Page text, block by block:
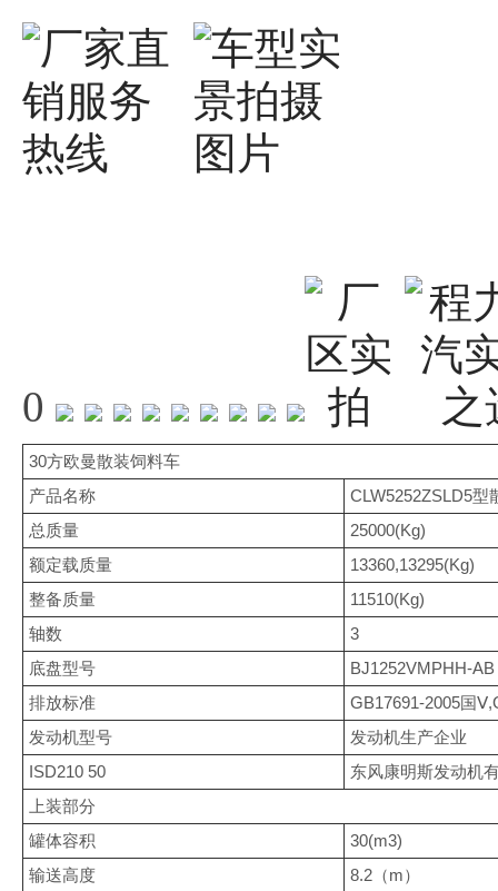
0
30方欧曼散装饲料车
产品名称
CLW5252ZSLD5型
总质量
25000(Kg)
额定载质量
13360,13295(Kg)
整备质量
11510(Kg)
轴数
3
底盘型号
BJ1252VMPHH-AB
排放标准
GB17691-2005国
发动机型号
发动机生产企业
ISD210 50
东风康明斯发动机
上装部分
罐体容积
30(m3)
输送高度
8.2（m）